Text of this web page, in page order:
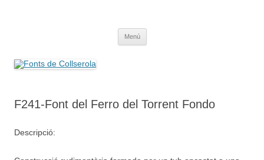
Menú
F241-Font del Ferro del Torrent Fondo
Descripció: